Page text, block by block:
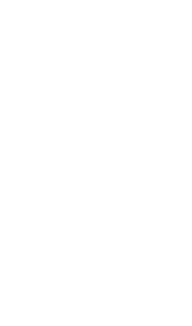
за
на все
мне!
данных и